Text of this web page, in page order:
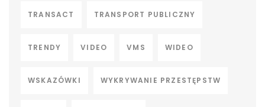
TRANSACT TRANSPORT PUBLICZNY
TRENDY VIDEO VMS WIDEO
WSKAZÓWKI WYKRYWANIE PRZESTĘPSTW